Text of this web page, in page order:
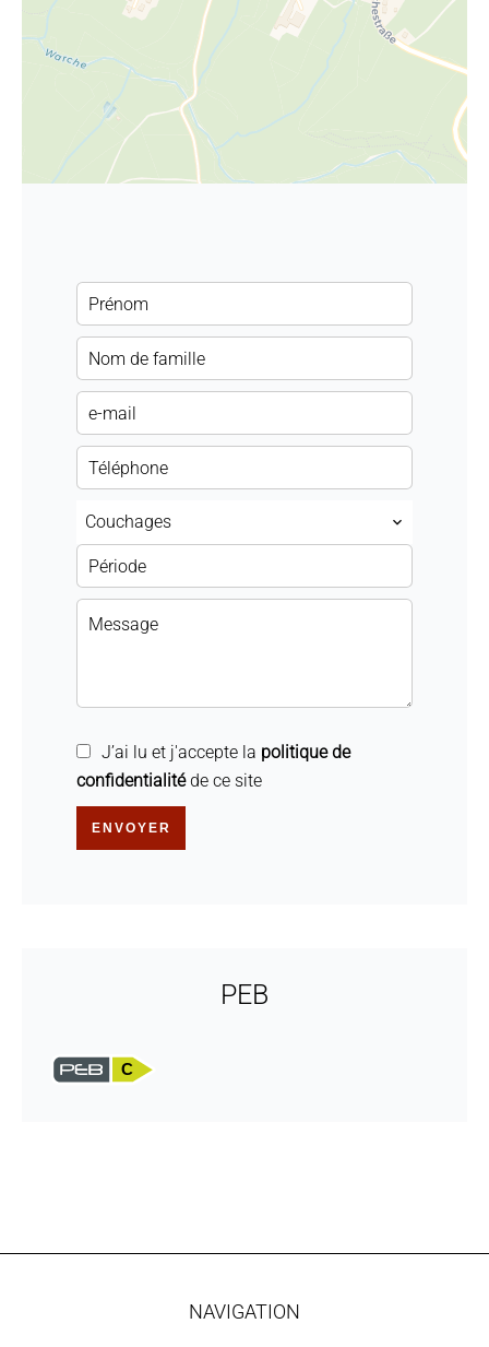
Couchages
J’ai lu et j'accepte la politique de
confidentialitéde ce site
ENVOYER
PEB
C
NAVIGATION